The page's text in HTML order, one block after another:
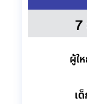
ผู้ใ
เ